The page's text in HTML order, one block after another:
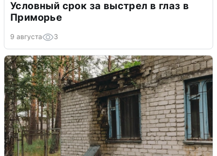
Условный срок за выстрел в глаз в
Приморье
9 августа 3